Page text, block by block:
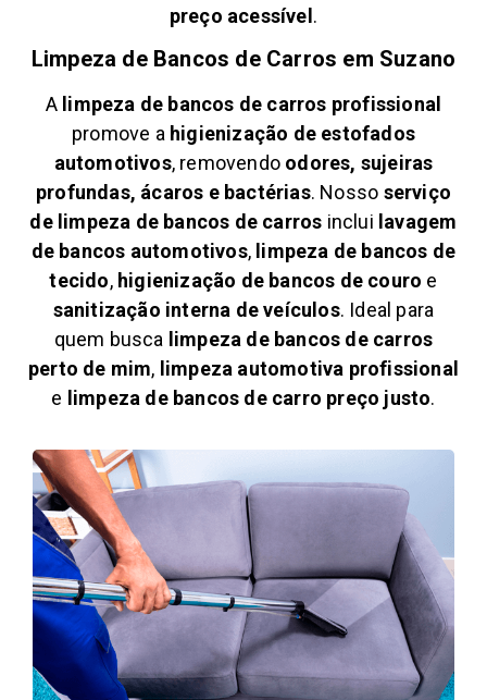
preço acessível.
Limpeza de Bancos de Carros em Suzano
A limpeza de bancos de carros profissional
promove a higienização de estofados
automotivos, removendo odores, sujeiras
profundas, ácaros e bactérias. Nosso serviço
de limpeza de bancos de carros inclui lavagem
de bancos automotivos, limpeza de bancos de
tecido, higienização de bancos de couro e
sanitização interna de veículos. Ideal para
quem busca limpeza de bancos de carros
perto de mim, limpeza automotiva profissional
e limpeza de bancos de carro preço justo.